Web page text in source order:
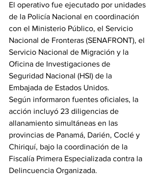
El operativo fue ejecutado por unidades
de la Policía Nacional en coordinación
con el Ministerio Público, el Servicio
Nacional de Fronteras (SENAFRONT), el
Servicio Nacional de Migración y la
Oficina de Investigaciones de
Seguridad Nacional (HSI) de la
Embajada de Estados Unidos.
Según informaron fuentes oficiales, la
acción incluyó 23 diligencias de
allanamiento simultáneas en las
provincias de Panamá, Darién, Coclé y
Chiriquí, bajo la coordinación de la
Fiscalía Primera Especializada contra la
Delincuencia Organizada.